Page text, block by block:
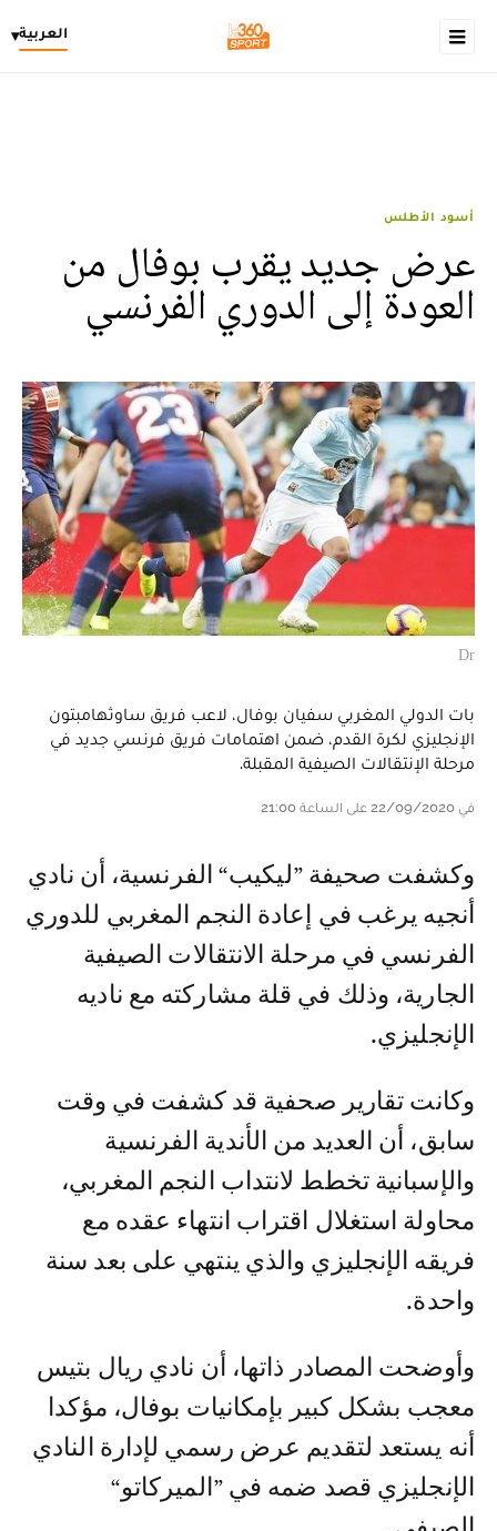
العربية▾
أسود الأطلس
عرض جديد يقرب بوفال من
العودة إلى الدوري الفرنسي
Dr
بات الدولي المغربي سفيان بوفال، لاعب فريق ساوثهامبتون
الإنجليزي لكرة القدم، ضمن اهتمامات فريق فرنسي جديد في
مرحلة الإنتقالات الصيفية المقبلة.
في 22/09/2020 على الساعة 21:00
وكشفت صحيفة ”ليكيب“ الفرنسية، أن نادي
أنجيه يرغب في إعادة النجم المغربي للدوري
الفرنسي في مرحلة الانتقالات الصيفية
الجارية، وذلك في قلة مشاركته مع ناديه
الإنجليزي.
وكانت تقارير صحفية قد كشفت في وقت
سابق، أن العديد من الأندية الفرنسية
والإسبانية تخطط لانتداب النجم المغربي،
محاولة استغلال اقتراب انتهاء عقده مع
فريقه الإنجليزي والذي ينتهي على بعد سنة
واحدة.
وأوضحت المصادر ذاتها، أن نادي ريال بتيس
معجب بشكل كبير بإمكانيات بوفال، مؤكدا
أنه يستعد لتقديم عرض رسمي لإدارة النادي
الإنجليزي قصد ضمه في ”الميركاتو“